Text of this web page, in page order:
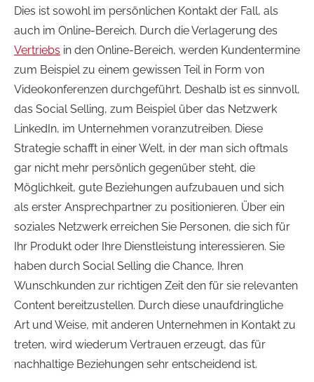
Dies ist sowohl im persönlichen Kontakt der Fall, als
auch im Online-Bereich. Durch die Verlagerung des
Vertriebs in den Online-Bereich, werden Kundentermine
zum Beispiel zu einem gewissen Teil in Form von
Videokonferenzen durchgeführt. Deshalb ist es sinnvoll,
das Social Selling, zum Beispiel über das Netzwerk
LinkedIn, im Unternehmen voranzutreiben. Diese
Strategie schafft in einer Welt, in der man sich oftmals
gar nicht mehr persönlich gegenüber steht, die
Möglichkeit, gute Beziehungen aufzubauen und sich
als erster Ansprechpartner zu positionieren. Über ein
soziales Netzwerk erreichen Sie Personen, die sich für
Ihr Produkt oder Ihre Dienstleistung interessieren. Sie
haben durch Social Selling die Chance, Ihren
Wunschkunden zur richtigen Zeit den für sie relevanten
Content bereitzustellen. Durch diese unaufdringliche
Art und Weise, mit anderen Unternehmen in Kontakt zu
treten, wird wiederum Vertrauen erzeugt, das für
nachhaltige Beziehungen sehr entscheidend ist.